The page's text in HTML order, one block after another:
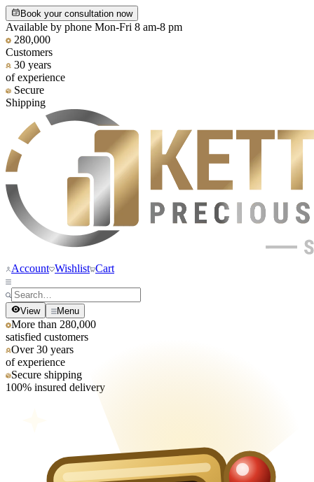
Book your consultation now
Available by phone Mon-Fri 8 am-8 pm
280,000
Customers
30 years
of experience
Secure
Shipping
Account Wishlist Cart
View Menu
More than 280,000
satisfied customers
Over 30 years
of experience
Secure shipping
100% insured delivery